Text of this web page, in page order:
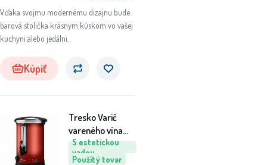
Vďaka svojmu modernému dizajnu bude
barová stolička krásnym kúskom vo vašej
kuchyni alebo jedálni.
Kúpiť
S estetickou
vadou
Použitý tovar
Tresko Varič
vareného vína
6,8 l Červený
6DAZ324 - II.